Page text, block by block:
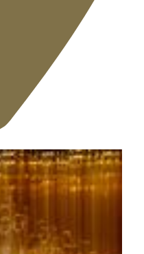
门的首次驻场演出《澳
、打磨而成。美狮造型
刻、像素美学等古今中
砖组成，通过控制系
式物理翻转及动态图形